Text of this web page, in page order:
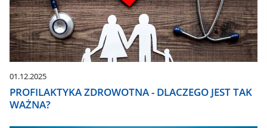
01.12.2025
PROFILAKTYKA ZDROWOTNA - DLACZEGO JEST TAK
WAŻNA?